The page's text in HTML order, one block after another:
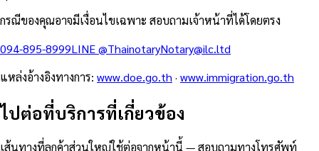
กรณีของคุณอาจมีเงื่อนไขเฉพาะ สอบถามเจ้าหน้าที่ได้โดยตรง
094-895-8999LINE@ThainotaryNotary@ilc.ltd
แหล่งอ้างอิงทางการ: www.doe.go.th · www.immigration.go.th
ไปต่อที่บริการที่เกี่ยวข้อง
เส้นทางที่ลูกค้าส่วนใหญ่ใช้ต่อจากหน้านี้ — สอบถามทางโทรศัพท์